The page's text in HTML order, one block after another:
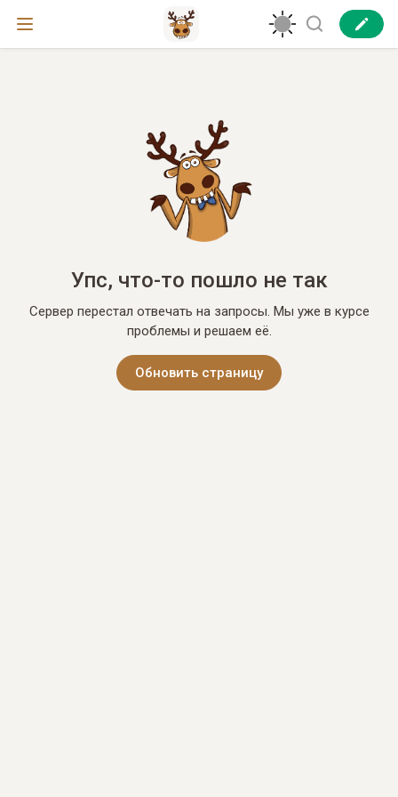
Упс, что-то пошло не так
Сервер перестал отвечать на запросы. Мы уже в курсе
проблемы и решаем её.
Обновить страницу